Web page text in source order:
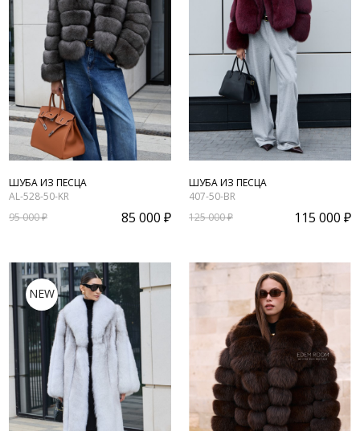
ШУБА ИЗ ПЕСЦА
AL-528-50-KR
95 000 ₽
85 000 ₽
ШУБА ИЗ ПЕСЦА
407-50-BR
125 000 ₽
115 000 ₽
NEW